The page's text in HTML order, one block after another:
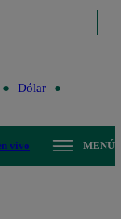
Dólar
vivo MENÚ